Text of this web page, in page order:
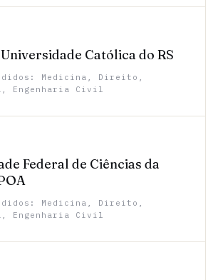
Católica do RS
Medicina, Direito,
Engenharia Civil
Federal de Ciências da
Medicina, Direito,
Engenharia Civil